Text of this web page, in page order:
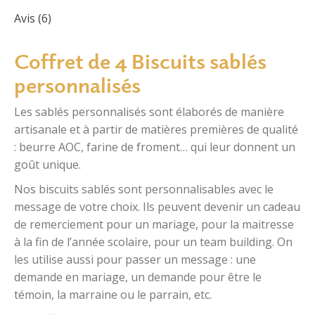
!
Catégories : Biscuit personnalisé
Cadeau invité
mariage champetre, Cadeau invité Mariage et
Baptême personnalisé
UGS : 0022
Avis (6)
Coffret de 4 Biscuits sablés
personnalisés
Les sablés personnalisés sont élaborés de manière
artisanale et à partir de matières premières de qualité
: beurre AOC, farine de froment… qui leur donnent un
goût unique.
Nos biscuits sablés sont personnalisables avec le
message de votre choix. Ils peuvent devenir un cadeau
de remerciement pour un mariage, pour la maitresse
à la fin de l’année scolaire, pour un team building. On
les utilise aussi pour passer un message : une
demande en mariage, un demande pour être le
témoin, la marraine ou le parrain, etc.